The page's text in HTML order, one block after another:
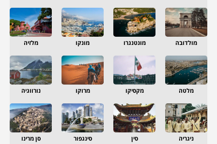
מולדובה מונטנגרו מונקו מלזיה
מלטה מקסיקו מרוקו נורווגיה
ניגריה סין סינגפור סן מרינו